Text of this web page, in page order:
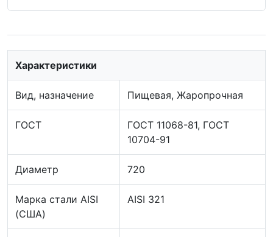
Характеристики
Вид, назначение Пищевая, Жаропрочная
ГОСТ
ГОСТ 11068-81, ГОСТ
10704-91
Диаметр 720
Марка стали AISI
(США)
AISI 321